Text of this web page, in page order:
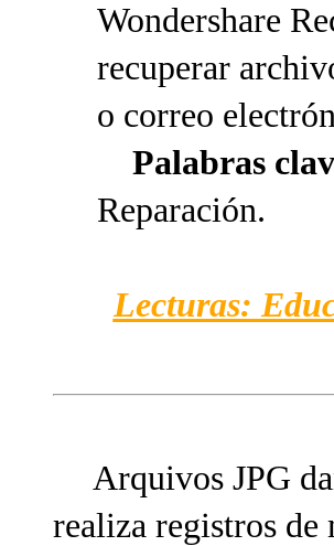
Wondershare
recuperar
o correo
Palabras
Reparación.
Lecturas:
Arquivos JPG
realiza registros de